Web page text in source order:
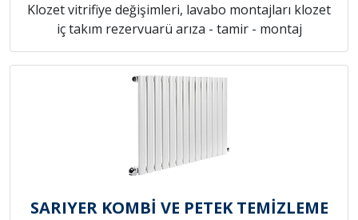
Klozet vitrifiye değişimleri, lavabo montajları klozet
iç takım rezervuarü arıza - tamir - montaj
SARIYER KOMBİ VE PETEK TEMİZLEME